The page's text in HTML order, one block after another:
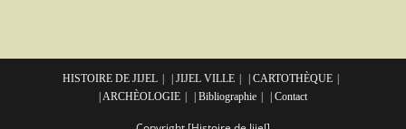
HISTOIRE DE JIJEL | JIJEL VILLE
| CARTOTHÈQUE
| ARCHÈOLOGIE
| Bibliographie | Contact